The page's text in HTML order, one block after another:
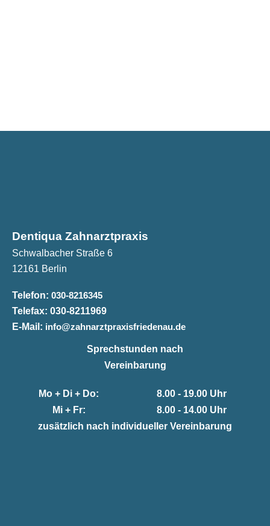
Dentiqua Zahnarztpraxis
Schwalbacher Straße 6
12161 Berlin
Telefon: 030-8216345
Telefax: 030-8211969
E-Mail: info@zahnarztpraxisfriedenau.de
Sprechstunden nach
Vereinbarung
Mo + Di + Do:
8.00 - 19.00 Uhr
Mi + Fr:
8.00 - 14.00 Uhr
zusätzlich nach individueller Vereinbarung